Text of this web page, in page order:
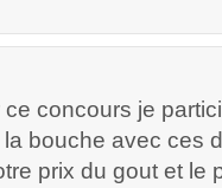
ce concours je
la bouche avec ces
prix du gout et le